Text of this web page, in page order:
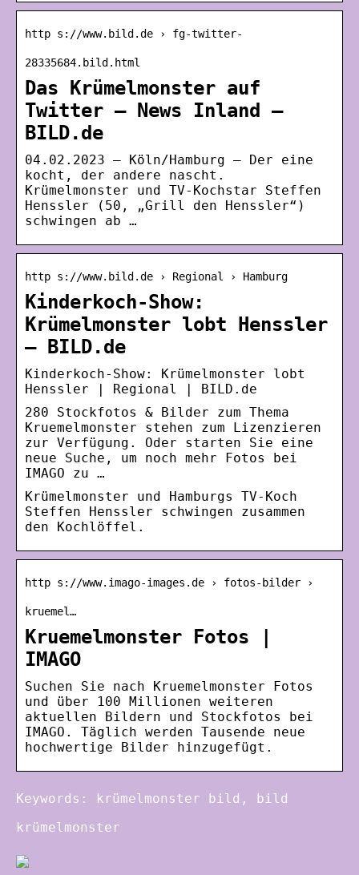
http s://www.bild.de › fg-twitter-
28335684.bild.html
Das Krümelmonster auf
Twitter – News Inland –
BILD.de
04.02.2023 — Köln/Hamburg – Der eine
kocht, der andere nascht.
Krümelmonster und TV-Kochstar Steffen
Henssler (50, „Grill den Henssler“)
schwingen ab …
http s://www.bild.de › Regional › Hamburg
Kinderkoch-Show:
Krümelmonster lobt Henssler
– BILD.de
Kinderkoch-Show: Krümelmonster lobt
Henssler | Regional | BILD.de
280 Stockfotos & Bilder zum Thema
Kruemelmonster stehen zum Lizenzieren
zur Verfügung. Oder starten Sie eine
neue Suche, um noch mehr Fotos bei
IMAGO zu …
Krümelmonster und Hamburgs TV-Koch
Steffen Henssler schwingen zusammen
den Kochlöffel.
http s://www.imago-images.de › fotos-bilder ›
kruemel…
Kruemelmonster Fotos |
IMAGO
Suchen Sie nach Kruemelmonster Fotos
und über 100 Millionen weiteren
aktuellen Bildern und Stockfotos bei
IMAGO. Täglich werden Tausende neue
hochwertige Bilder hinzugefügt.
Keywords: krümelmonster bild, bild
krümelmonster